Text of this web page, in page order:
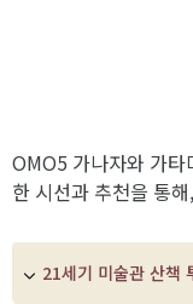
OMO5 가나자와 가타
한 시선과 추천을 통
21세기 미술관 산책